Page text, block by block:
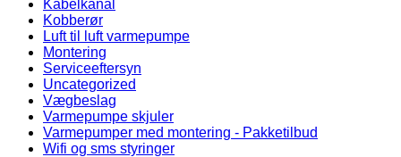
Kabelkanal
Kobberør
Luft til luft varmepumpe
Montering
Serviceeftersyn
Uncategorized
Vægbeslag
Varmepumpe skjuler
Varmepumper med montering - Pakketilbud
Wifi og sms styringer